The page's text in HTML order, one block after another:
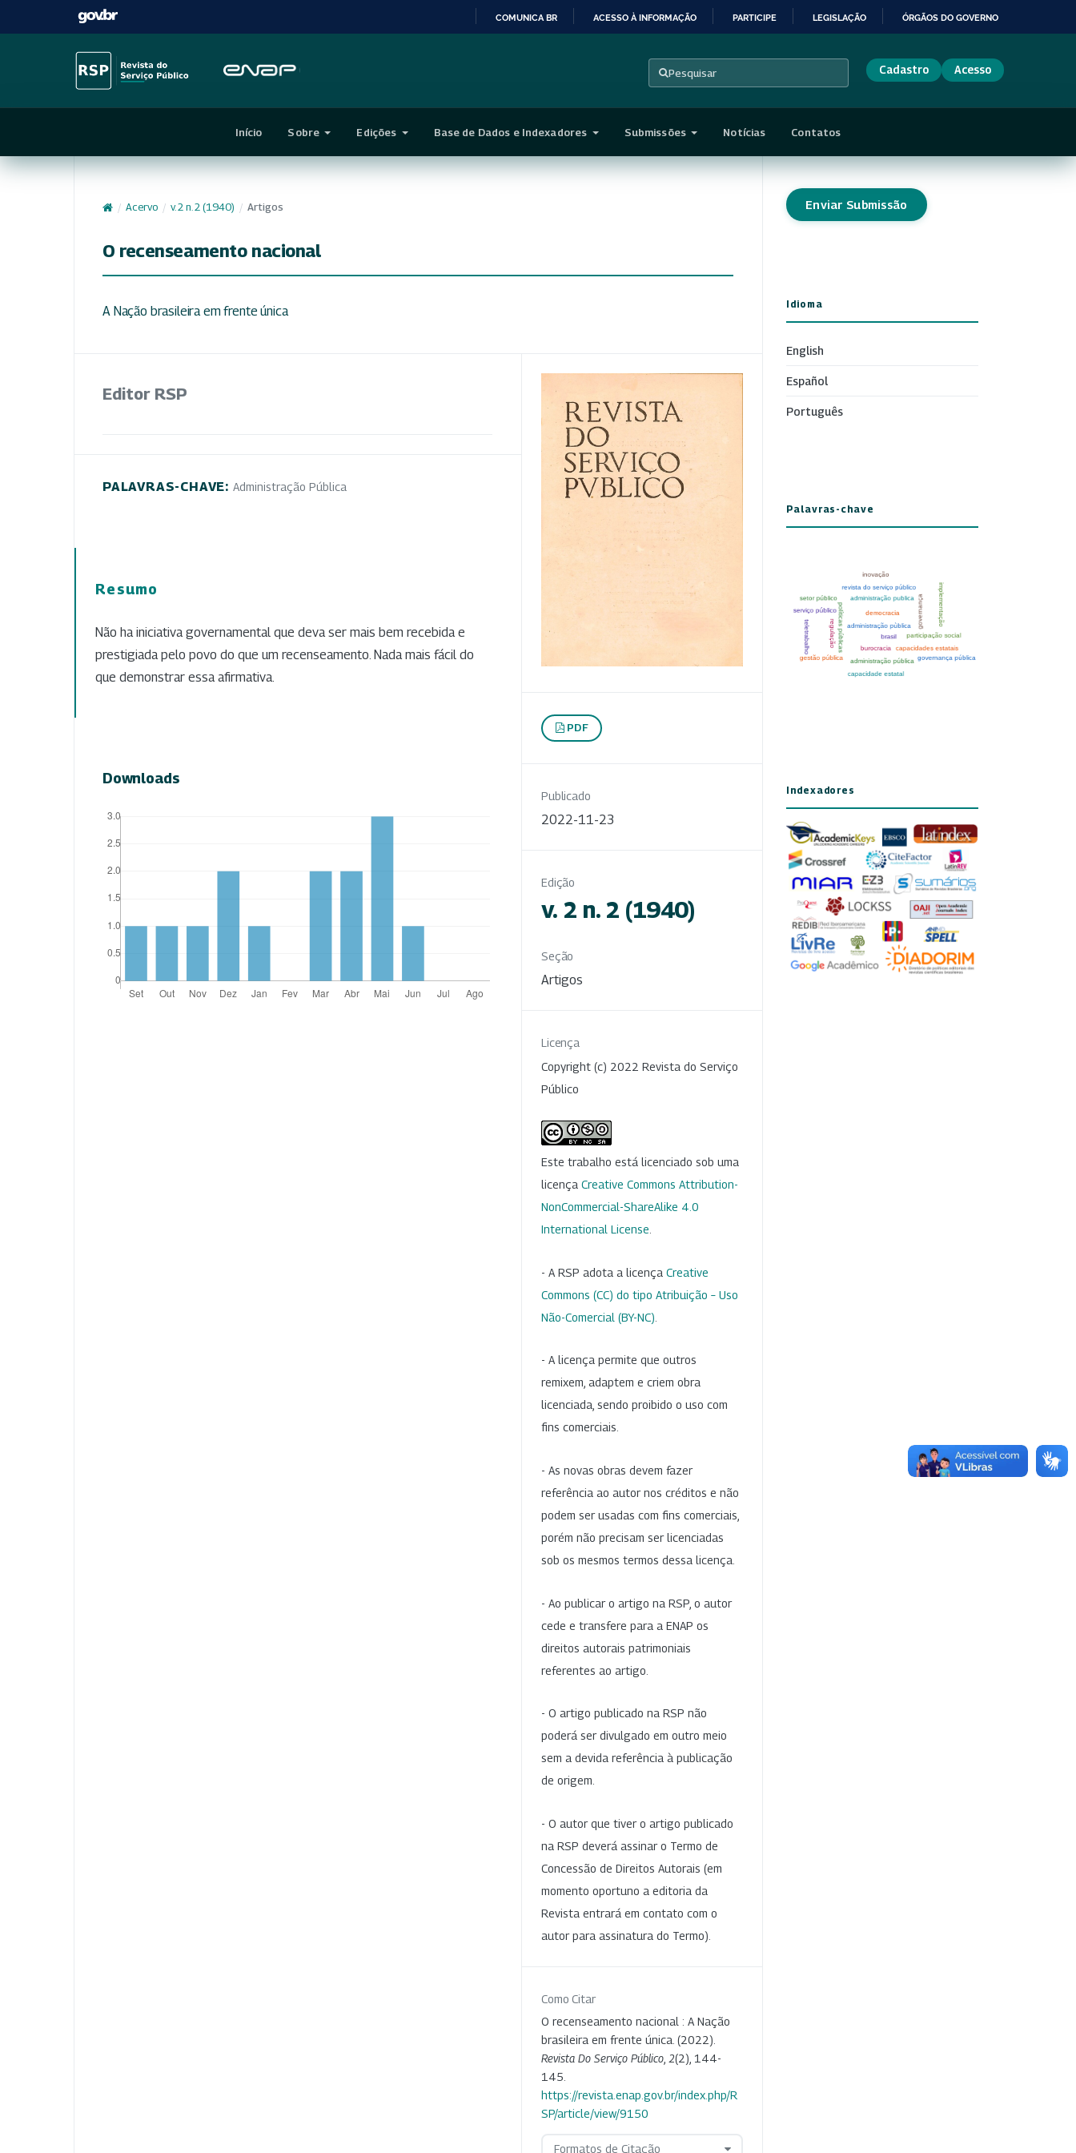
CONTEÚDO
COMUNICA BR ACESSO À INFORMAÇÃO PARTICIPE LEGISLAÇÃO ÓRGÃOS DO GOVERNO
Pesquisar Cadastro Acesso
Início Sobre Edições Base de Dados e Indexadores Submissões Notícias Contatos
/ Acervo / v. 2 n. 2 (1940) / Artigos
O recenseamento nacional
A Nação brasileira em frente única
Editor RSP
PALAVRAS-CHAVE: Administração Pública
Resumo
Não ha iniciativa governamental que deva ser mais bem recebida e
prestigiada pelo povo do que um recenseamento. Nada mais fácil do
que demonstrar essa afirmativa.
Downloads
PDF
Publicado
2022-11-23
Edição
v. 2 n. 2 (1940)
Seção
Artigos
Licença
Copyright (c) 2022 Revista do Serviço
Público
Este trabalho está licenciado sob uma
licença Creative Commons Attribution-
NonCommercial-ShareAlike 4.0
International License
- A RSP adota a licença Creative
Commons (CC) do tipo Atribuição – Uso
Não-Comercial (BY-NC)
- A licença permite que outros
remixem, adaptem e criem obra
licenciada, sendo proibido o uso com
fins comerciais.
- As novas obras devem fazer
referência ao autor nos créditos e não
podem ser usadas com fins comerciais,
porém não precisam ser licenciadas
sob os mesmos termos dessa licença.
- Ao publicar o artigo na RSP, o autor
cede e transfere para a ENAP os
direitos autorais patrimoniais
referentes ao artigo.
- O artigo publicado na RSP não
poderá ser divulgado em outro meio
sem a devida referência à publicação
de origem.
- O autor que tiver o artigo publicado
na RSP deverá assinar o Termo de
Concessão de Direitos Autorais (em
momento oportuno a editoria da
Revista entrará em contato com o
autor para assinatura do Termo).
Como Citar
O recenseamento nacional : A Nação
brasileira em frente única. (2022).
Revista Do Serviço Público 2(2), 144-
145.
https://revista.enap.gov.br/index.php/R
SP/article/view/9150
Formatos de Citação
Enviar Submissão
Idioma
English
Español
Português
Palavras-chave
Indexadores